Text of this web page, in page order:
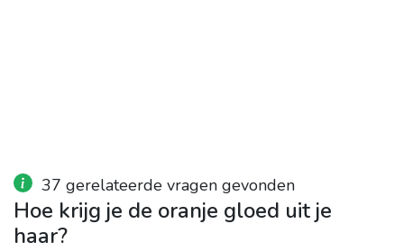
37 gerelateerde vragen gevonden
Hoe krijg je de oranje gloed uit je
haar?